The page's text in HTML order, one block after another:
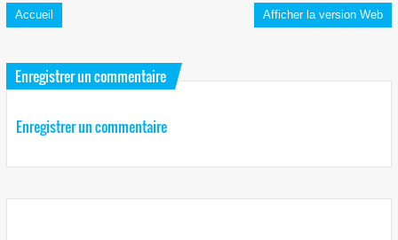
Accueil Afficher la version Web
Enregistrer un commentaire
Enregistrer un commentaire